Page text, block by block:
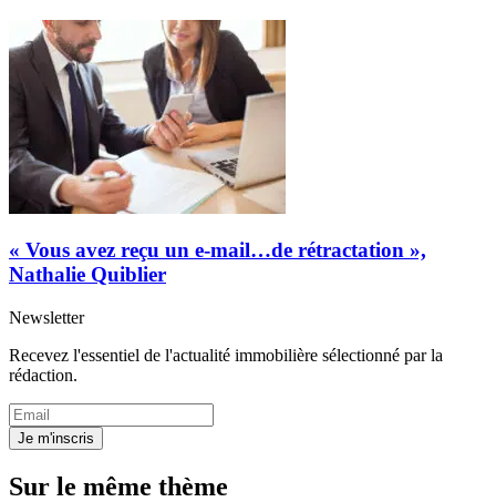
« Vous avez reçu un e-mail…de rétractation »,
Nathalie Quiblier
Newsletter
Recevez l'essentiel de l'actualité immobilière sélectionné par la
rédaction.
Je m'inscris
Sur le même thème